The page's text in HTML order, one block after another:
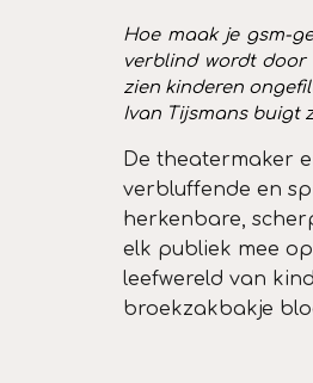
Hoe maak je gsm-
verblind wordt door
zien kinderen
Ivan Tijsmans buigt
De theatermaker
verbluffende en
herkenbare,
elk publiek mee
leefwereld van
broekzakbakje